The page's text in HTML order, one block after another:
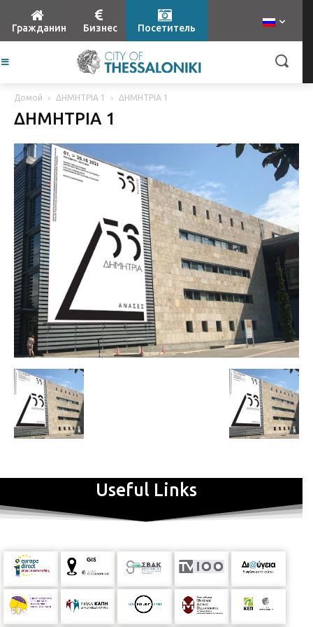
Гражданин Бизнес Посетитель
Домой ΔΗΜΗΤΡΙΑ 1 ΔΗΜΗΤΡΙΑ 1
ΔΗΜΗΤΡΙΑ 1
Useful Links